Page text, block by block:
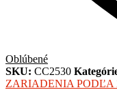
Oblúbené
SKU: CC2530
ZARIADENIA